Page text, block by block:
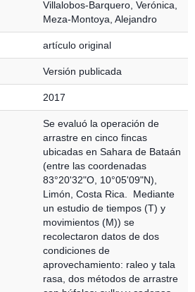
Villalobos-Barquero, Verónica
Meza-Montoya, Alejandro
artículo original
Versión publicada
2017
Se evaluó la operación de
arrastre en cinco fincas
ubicadas en Sahara de Bataán
(entre las coordenadas
83°20'32"O, 10°05'09"N),
Limón, Costa Rica. Mediante
un estudio de tiempos (T) y
movimientos (M)) se
recolectaron datos de dos
condiciones de
aprovechamiento: raleo y tala
rasa, dos métodos de arrastre